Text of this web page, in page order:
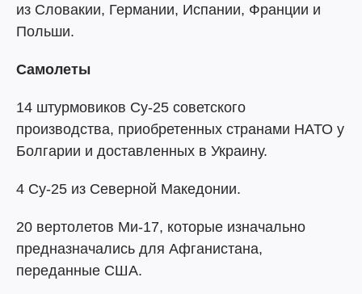
из Словакии, Германии, Испании, Франции и
Польши.
Самолеты
14 штурмовиков Су-25 советского
производства, приобретенных странами НАТО у
Болгарии и доставленных в Украину.
4 Су-25 из Северной Македонии.
20 вертолетов Ми-17, которые изначально
предназначались для Афганистана,
переданные США.